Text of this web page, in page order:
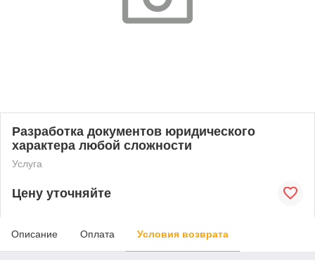
Разработка документов юридического
характера любой сложности
Услуга
Цену уточняйте
Описание Оплата Условия возврата